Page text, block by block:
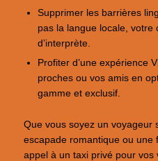
Supprimer les barrières
pas la langue locale, votre
d’interprète.
Profiter d’une expérience
proches ou vos amis en
gamme et exclusif.
Que vous soyez un voyageur
escapade romantique ou une
appel à un taxi privé pour vos